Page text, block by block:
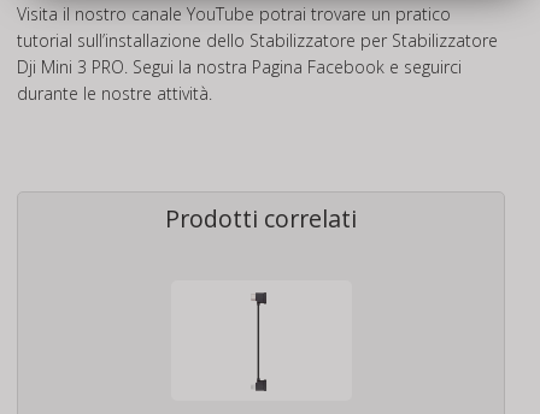
Visita il nostro canale YouTube potrai trovare un pratico
tutorial sull’installazione dello Stabilizzatore per Stabilizzatore
Dji Mini 3 PRO. Segui la nostra Pagina Facebook e seguirci
durante le nostre attività.
Prodotti correlati